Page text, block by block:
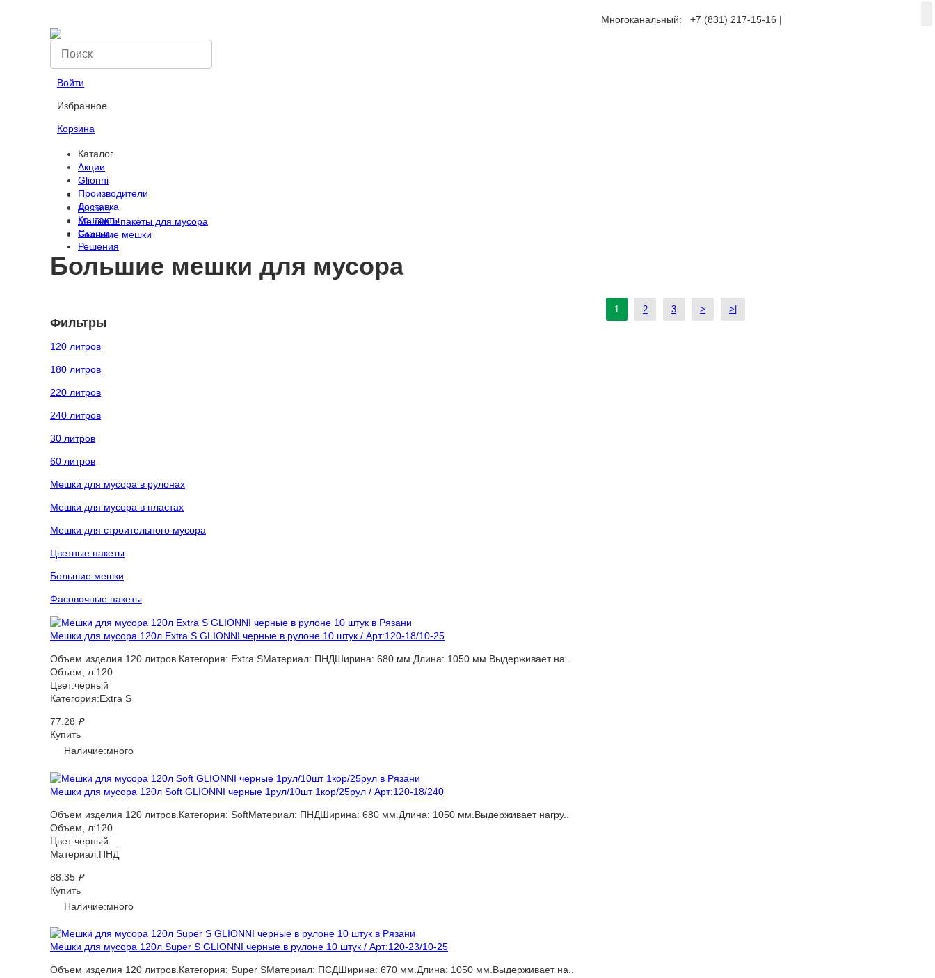
Многоканальный: +7 (831) 217-15-16 |
Войти
Избранное
Корзина
Каталог
Акции
Glionni
Производители
Доставка
Контакты
Статьи
Решения
Рязань
Мешки и пакеты для мусора
Большие мешки
Большие мешки для мусора
Фильтры
120 литров
180 литров
220 литров
240 литров
30 литров
60 литров
Мешки для мусора в рулонах
Мешки для мусора в пластах
Мешки для строительного мусора
Цветные пакеты
Большие мешки
Фасовочные пакеты
Мешки для мусора 120л Extra S GLIONNI черные в рулоне 10 штук / Арт:120-18/10-25
Объем изделия 120 литров.Категория: Extra SМатериал: ПНДШирина: 680 мм.Длина: 1050 мм.Выдерживает на..
Объем, л:120
Цвет:черный
Категория:Extra S
77.28 ₽
Купить
Наличие:много
Мешки для мусора 120л Soft GLIONNI черные 1рул/10шт 1кор/25рул / Арт:120-18/240
Объем изделия 120 литров.Категория: SoftМатериал: ПНДШирина: 680 мм.Длина: 1050 мм.Выдерживает нагру..
Объем, л:120
Цвет:черный
Материал:ПНД
88.35 ₽
Купить
Наличие:много
Мешки для мусора 120л Super S GLIONNI черные в рулоне 10 штук / Арт:120-23/10-25
Объем изделия 120 литров.Категория: Super SМатериал: ПСДШирина: 670 мм.Длина: 1050 мм.Выдерживает на..
1 2 3 > >|